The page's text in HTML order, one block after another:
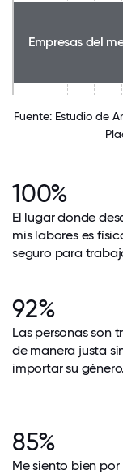
Empresas del
Fuente: Estudio de
100%
El lugar donde
mis labores es
seguro para
92%
Las personas son
de manera justa
importar su género.
85%
Me siento bien por